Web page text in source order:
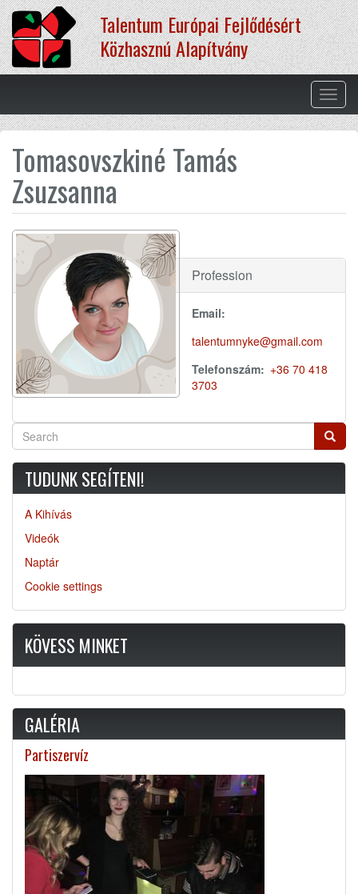
Ugrás
a
tartalomra
Talentum Európai Fejlődésért
Közhasznú Alapítvány
Tomasovszkiné Tamás
Zsuzsanna
Profession
Email:
talentumnyke@gmail.com
Telefonszám
+36 70 418
3703
Search
TUDUNK SEGÍTENI!
A Kihívás
Videók
Naptár
Cookie settings
KÖVESS MINKET
GALÉRIA
Partiszervíz